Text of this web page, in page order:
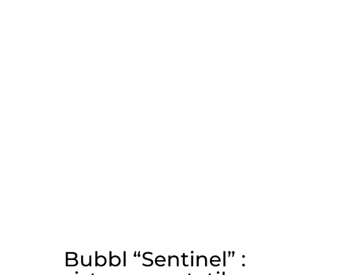
Bubbl “Sentinel” :